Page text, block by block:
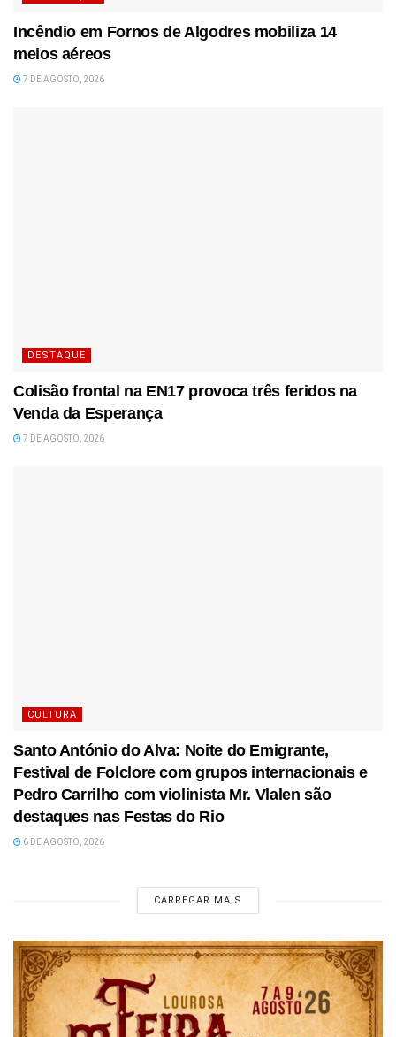
Incêndio em Fornos de Algodres mobiliza 14
meios aéreos
7 DE AGOSTO, 2026
DESTAQUE
Colisão frontal na EN17 provoca três feridos na
Venda da Esperança
7 DE AGOSTO, 2026
CULTURA
Santo António do Alva: Noite do Emigrante,
Festival de Folclore com grupos internacionais e
Pedro Carrilho com violinista Mr. Vlalen são
destaques nas Festas do Rio
6 DE AGOSTO, 2026
CARREGAR MAIS